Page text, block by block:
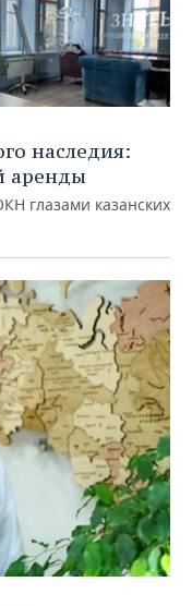
наследия:
аренды
глазами казанских